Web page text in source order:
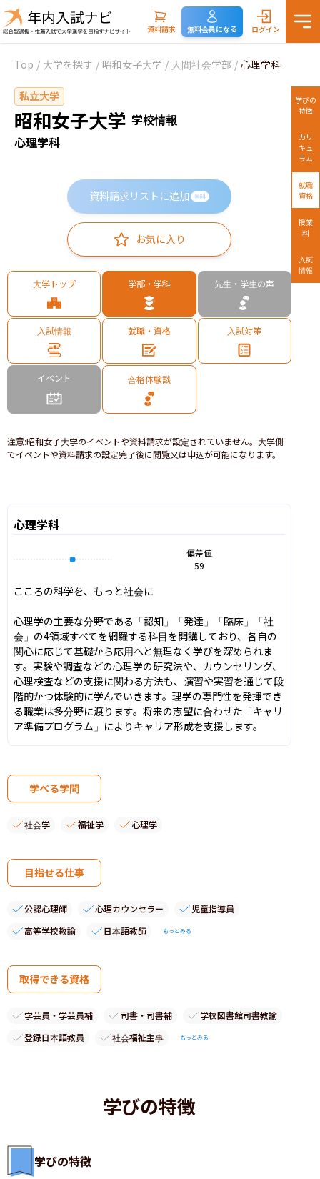
資料請求 無料会員になる ログイン
Top / 大学を探す / 昭和女子大学 / 人間社会学部 / 心理学科
私立大学
昭和女子大学 学校情報
心理学科
資料請求リストに追加 無料
お気に入り
大学トップ 学部・学科 先生・学生の声
入試情報 就職・資格 入試対策
イベント 合格体験談
注意:昭和女子大学のイベントや資料請求が設定されていません。大学側
でイベントや資料請求の設定完了後に閲覧又は申込が可能になります。
心理学科
偏差値
59
こころの科学を、もっと社会に
心理学の主要な分野である「認知」「発達」「臨床」「社
会」の4領域すべてを網羅する科目を開講しており、各自の
関心に応じて基礎から応用へと無理なく学びを深められま
す。実験や調査などの心理学の研究法や、カウンセリング、
心理検査などの支援に関わる方法も、演習や実習を通じて段
階的かつ体験的に学んでいきます。理学の専門性を発揮でき
る職業は多分野に渡ります。将来の志望に合わせた「キャリ
ア準備プログラム」によりキャリア形成を支援します。
学べる学問
社会学 福祉学 心理学
目指せる仕事
公認心理師 心理カウンセラー
児童指導員
高等学校教諭
日本語教師 もっとみる
取得できる資格
学芸員・学芸員補 司書・司書補
学校図書館司書教諭
登録日本語教員
社会福祉主事 もっとみる
学びの特徴
学びの特徴
学びの
特徴
カリ
キュ
ラム
就職
資格
授業
料
入試
情報